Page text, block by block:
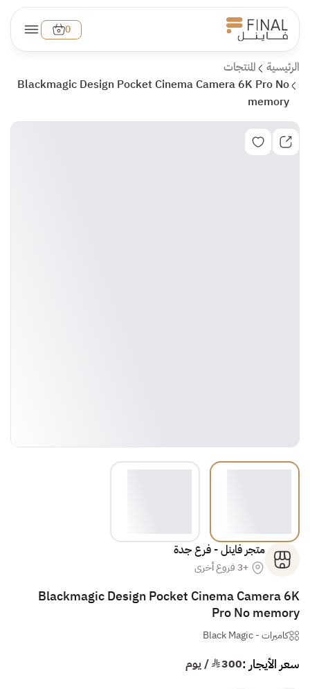
0
الرئيسية
المنتجات
Blackmagic Design Pocket Cinema Camera 6K Pro No
memory
متجر فاينل - فرع جدة
+3 فروع أخرى
Blackmagic Design Pocket Cinema Camera 6K
Pro No memory
كاميرات-
Black Magic
سعر الأيجار :300¥ / يوم